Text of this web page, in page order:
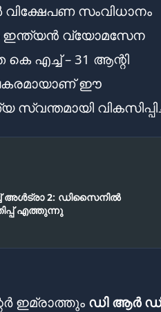
സംവിധാനം
ഇന്ത്യൻ വ്യോമസേന
എച്ച് – 31 ആന്റി
ഈ
അൾട്രാ 2: ഡിസൈനിൽ
എത്തുന്നു
ഇമ്രാത്തും ഡി ആർ